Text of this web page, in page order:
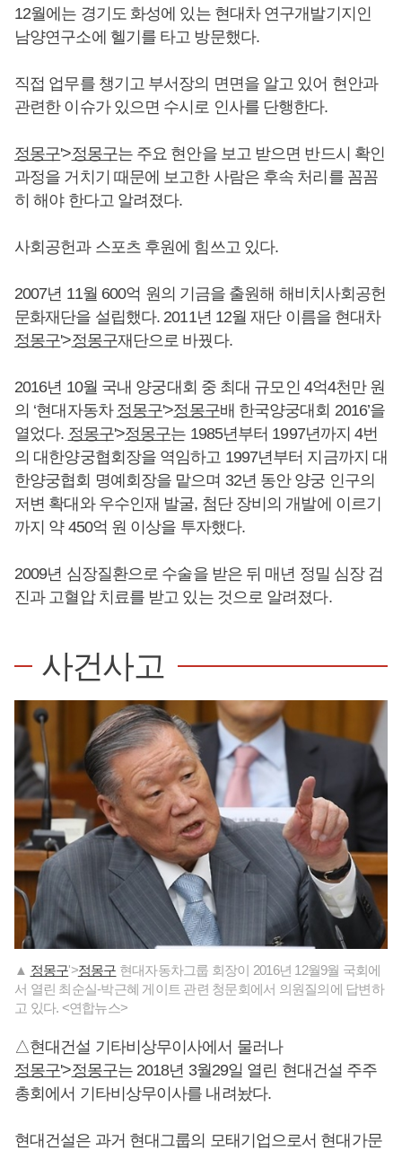
12월에는 경기도 화성에 있는 현대차 연구개발기지인
남양연구소에 헬기를 타고 방문했다.
직접 업무를 챙기고 부서장의 면면을 알고 있어 현안과
관련한 이슈가 있으면 수시로 인사를 단행한다.
정몽구'>정몽구는 주요 현안을 보고 받으면 반드시 확인
과정을 거치기 때문에 보고한 사람은 후속 처리를 꼼꼼
히 해야 한다고 알려졌다.
사회공헌과 스포츠 후원에 힘쓰고 있다.
2007년 11월 600억 원의 기금을 출원해 해비치사회공헌
문화재단을 설립했다. 2011년 12월 재단 이름을 현대차
정몽구'>정몽구재단으로 바꿨다.
2016년 10월 국내 양궁대회 중 최대 규모인 4억4천만 원
의 ‘현대자동차 정몽구'>정몽구배 한국양궁대회 2016’을
열었다. 정몽구'>정몽구는 1985년부터 1997년까지 4번
의 대한양궁협회장을 역임하고 1997년부터 지금까지 대
한양궁협회 명예회장을 맡으며 32년 동안 양궁 인구의
저변 확대와 우수인재 발굴, 첨단 장비의 개발에 이르기
까지 약 450억 원 이상을 투자했다.
2009년 심장질환으로 수술을 받은 뒤 매년 정밀 심장 검
진과 고혈압 치료를 받고 있는 것으로 알려졌다.
사건사고
▲ 정몽구'>정몽구 현대자동차그룹 회장이 2016년 12월9월 국회에
서 열린 최순실-박근혜 게이트 관련 청문회에서 의원질의에 답변하
고 있다. <연합뉴스>
△현대건설 기타비상무이사에서 물러나
정몽구'>정몽구는 2018년 3월29일 열린 현대건설 주주
총회에서 기타비상무이사를 내려놨다.
현대건설은 과거 현대그룹의 모태기업으로서 현대가문